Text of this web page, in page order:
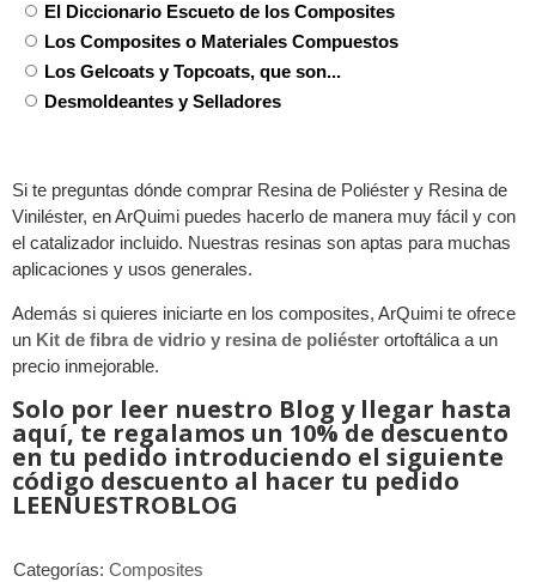
El Diccionario Escueto de los Composites
Los Composites o Materiales Compuestos
Los Gelcoats y Topcoats, que son...
Desmoldeantes y Selladores
Si te preguntas dónde comprar Resina de Poliéster y Resina de
Viniléster, en ArQuimi puedes hacerlo de manera muy fácil y con
el catalizador incluido. Nuestras resinas son aptas para muchas
aplicaciones y usos generales.
Además si quieres iniciarte en los composites, ArQuimi te ofrece
un Kit de fibra de vidrio y resina de poliéster ortoftálica a un
precio inmejorable.
Solo por leer nuestro Blog y llegar hasta
aquí, te regalamos un 10% de descuento
en tu pedido introduciendo el siguiente
código descuento al hacer tu pedido
LEENUESTROBLOG
Categorías: Composites